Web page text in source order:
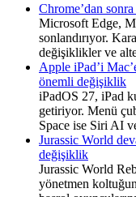
Chrome’dan
Microsoft Edge,
sonlandırıyor.
değişiklikler ve
Apple iPad’i
önemli değişiklik
iPadOS 27, iPad
getiriyor. Menü
Space ise Siri AI
Jurassic World
değişiklik
Jurassic World
yönetmen